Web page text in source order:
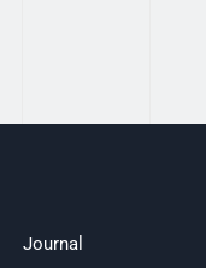
Journal